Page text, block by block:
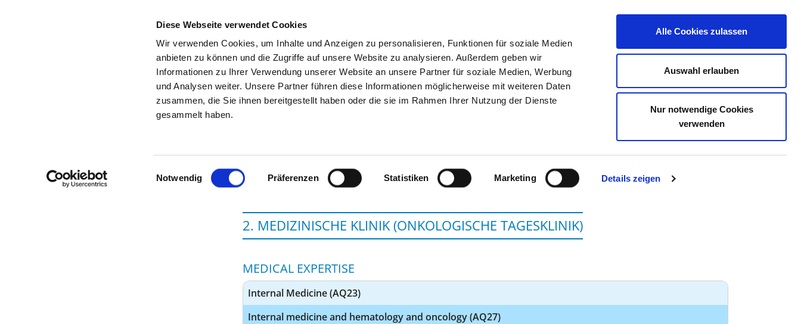
Diese Webseite verwendet Cookies
Wir verwenden Cookies, um Inhalte und Anzeigen zu personalisieren, Funktionen für soziale Medien
anbieten zu können und die Zugriffe auf unsere Website zu analysieren. Außerdem geben wir
Informationen zu Ihrer Verwendung unserer Website an unsere Partner für soziale Medien, Werbung
und Analysen weiter. Unsere Partner führen diese Informationen möglicherweise mit weiteren Daten
zusammen, die Sie ihnen bereitgestellt haben oder die sie im Rahmen Ihrer Nutzung der Dienste
gesammelt haben.
Einwilligungsauswahl
Notwendig Präferenzen Statistiken Marketing Details zeigen
Alle Cookies zulassen
Auswahl erlauben
Nur notwendige Cookies
verwenden
SEARCH TIPS & HELP THE GHD CONTACT YOUR OPINION
To the specialist department
2. MEDIZINISCHE KLINIK (ONKOLOGISCHE TAGESKLINIK)
MEDICAL EXPERTISE
Internal Medicine (AQ23)
Internal medicine and hematology and oncology (AQ27)